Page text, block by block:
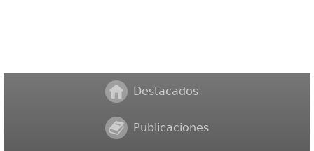
Destacados
Publicaciones